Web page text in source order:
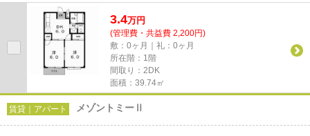
情報：「パークサイドP2」！...
3.4万円
(管理費・共益費 2,200円)
敷：0ヶ月｜礼：0ヶ月
所在階：1階
間取り：2DK
面積：39.74㎡
賃貸｜アパート メゾントミーⅡ